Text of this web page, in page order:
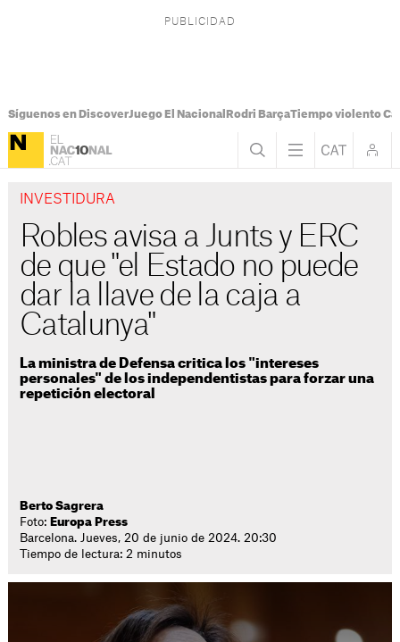
Síguenos en DiscoverJuego El Nacional Rodri BarçaTiempo violento
INVESTIDURA
Robles avisa a Junts y ERC
de que "el Estado no puede
dar la llave de la caja a
Catalunya"
La ministra de Defensa critica los "intereses
personales" de los independentistas para forzar una
repetición electoral
Berto Sagrera
Foto: Europa Press
Barcelona. Jueves, 20 de junio de 2024. 20:30
Tiempo de lectura: 2 minutos